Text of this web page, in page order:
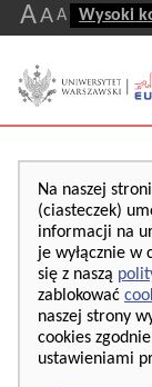
AA A Wysoki
Na naszej
(ciasteczek)
informacji na
je wyłącznie w
się z naszą
zablokować
naszej strony
cookies
ustawieniami